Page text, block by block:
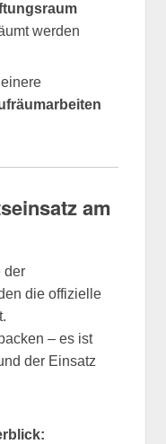
werden
am
der
die offizielle
– es ist
der Einsatz